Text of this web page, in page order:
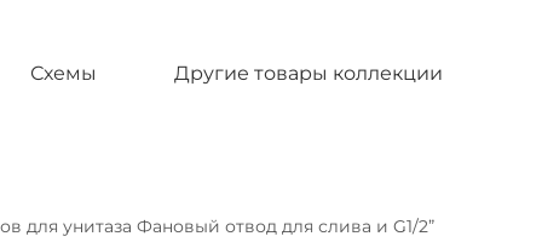
Схемы Другие товары коллекции
унитаза Фановый отвод для слива и G1/2”